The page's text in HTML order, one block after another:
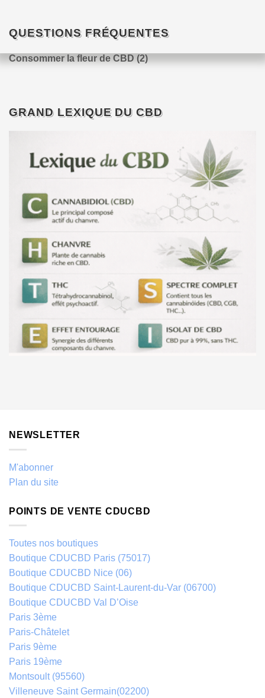
QUESTIONS FRÉQUENTES
Consommer la fleur de CBD (2)
GRAND LEXIQUE DU CBD
NEWSLETTER
M'abonner
Plan du site
POINTS DE VENTE CDUCBD
Toutes nos boutiques
Boutique CDUCBD Paris (75017)
Boutique CDUCBD Nice (06)
Boutique CDUCBD Saint-Laurent-du-Var (06700)
Boutique CDUCBD Val D’Oise
Paris 3ème
Paris-Châtelet
Paris 9ème
Paris 19ème
Montsoult (95560)
Villeneuve Saint Germain(02200)